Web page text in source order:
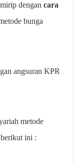
mirip dengancara
bunga
angsuran KPR
metode
ini :